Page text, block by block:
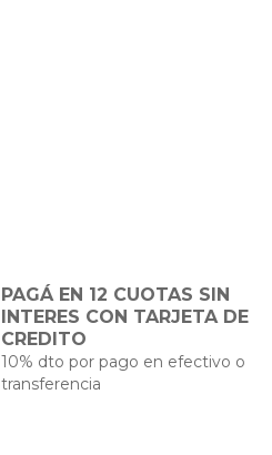
PAGÁ EN 12 CUOTAS SIN
INTERES CON TARJETA DE
CREDITO
10% dto por pago en efectivo o
transferencia